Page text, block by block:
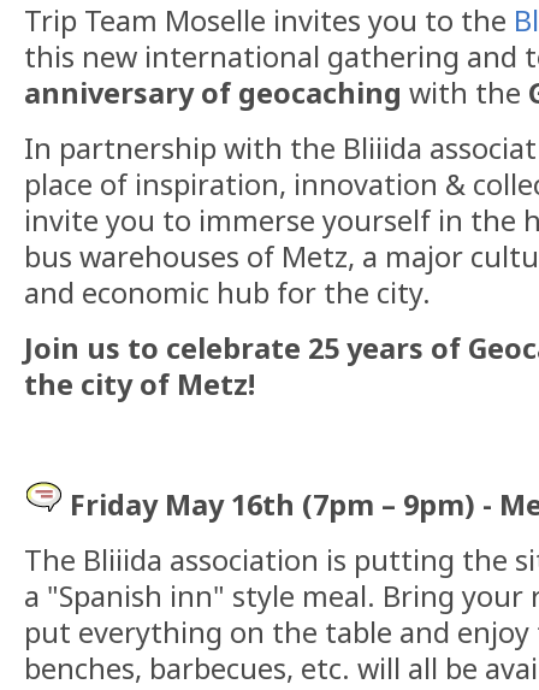
Trip Team Moselle invites you to the
this new international gathering and
anniversary of geocaching with the
In partnership with the Bliiida
place of inspiration, innovation &
invite you to immerse yourself in the
bus warehouses of Metz, a major
and economic hub for the city.
Join us to celebrate 25 years of
the city of Metz!
Friday May 16th (7pm – 9pm) -
The Bliiida association is putting the
a "Spanish inn" style meal. Bring your
put everything on the table and enjoy
benches, barbecues, etc. will all be